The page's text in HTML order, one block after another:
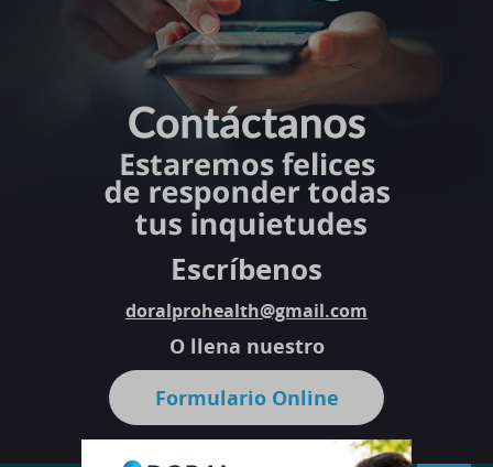
Escríbenos
doralprohealth@gmail.com
O llena nuestro
Formulario Online